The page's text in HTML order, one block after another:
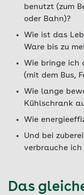
benutzt (zum
oder Bahn)?
Wie ist das
Ware bis zu
Wie bringe ich
(mit dem Bus,
Wie lange
Kühlschrank
Wie
Und bei
verbrauche ich
Das